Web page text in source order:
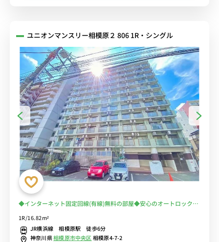
ユニオンマンスリー相模原２ 806 1R・シングル
◆インターネット固定回線(有線)無料の部屋◆安心のオートロック完
模原駅徒歩6分／麻布大学＆青山学院大学＆北里大学の通学にオスス
メ
1R/16.82m²
JR横浜線 相模原駅 徒歩6分
神奈川県相模原市中央区相模原4-7-2